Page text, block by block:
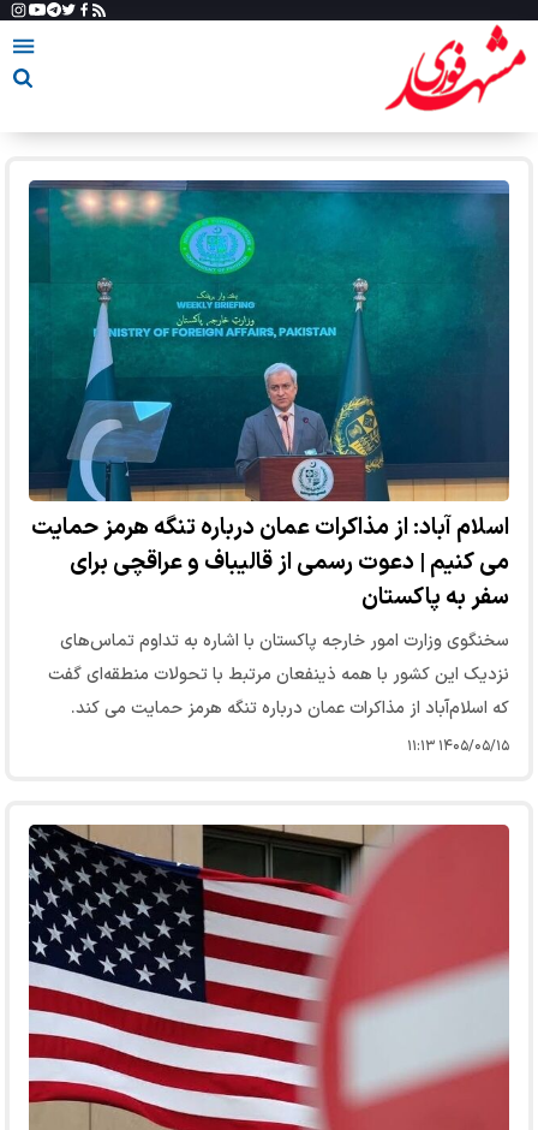
اسلام آباد: از مذاکرات عمان درباره تنگه هرمز حمایت
می کنیم | دعوت رسمی از قالیباف و عراقچی برای
سفر به پاکستان
سخنگوی وزارت امور خارجه پاکستان با اشاره به تداوم تماس‌های
نزدیک این کشور با همه ذینفعان مرتبط با تحولات منطقه‌ای گفت
که اسلام‌آباد از مذاکرات عمان درباره تنگه هرمز حمایت می کند.
۱۴۰۵/۰۵/۱۵ ۱۱:۱۳